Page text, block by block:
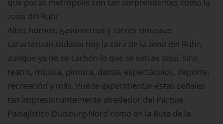
que pocas metrópolis son tan sorprendentes como la
zona del Ruhr.
Altos hornos, gasómetros y torres sinuosas
caracterizan todavía hoy la cara de la zona del Ruhr,
aunque ya no es carbón lo que se extrae aquí, sino
teatro, música, pintura, danza, espectáculos, deporte,
recreación y más. Puede experimentar estas señales
tan impresionantemente alrededor del Parque
Paisajístico Duisburg-Nord como en la Ruta de la